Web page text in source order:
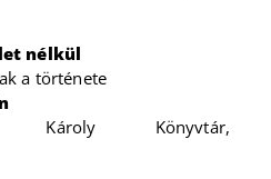
nélkül
a története
Károly Könyvtár,